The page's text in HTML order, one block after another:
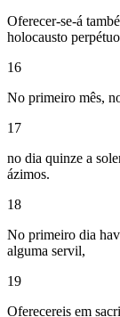
Oferecer-se-á
holocausto
16
No primeiro mês,
17
no dia quinze a
ázimos.
18
No primeiro dia
alguma servil,
19
Oferecereis em